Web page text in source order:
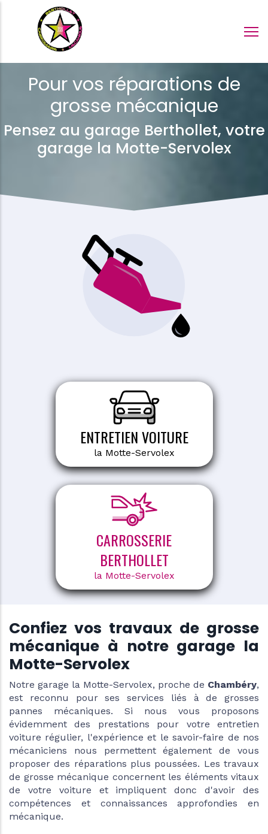
principal
Pour vos réparations de
grosse mécanique
Pensez au garage Berthollet, votre
garage la Motte-Servolex
ENTRETIEN VOITURE
la Motte-Servolex
CARROSSERIE
BERTHOLLET
la Motte-Servolex
Confiez vos travaux de grosse
mécanique à notre garage la
Motte-Servolex
Notre garage la Motte-Servolex, proche de Chambéry,
est reconnu pour ses services liés à de grosses
pannes mécaniques. Si nous vous proposons
évidemment des prestations pour votre entretien
voiture régulier, l'expérience et le savoir-faire de nos
mécaniciens nous permettent également de vous
proposer des réparations plus poussées. Les travaux
de grosse mécanique concernent les éléments vitaux
de votre voiture et impliquent donc d'avoir des
compétences et connaissances approfondies en
mécanique.